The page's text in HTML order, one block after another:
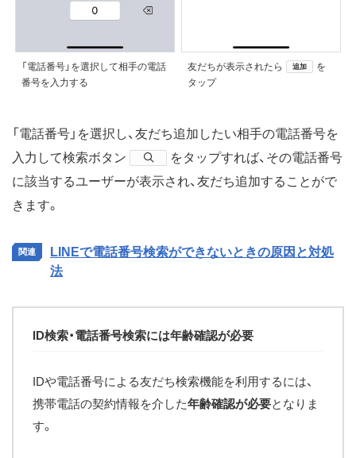
「電話番号」を選択して相手の電話
番号を入力する
友だちが表示されたら 追加
を
タップ
「電話番号」を選択し、友だち追加したい相手の電話番号を
入力して検索ボタン
​をタップすれば、その電話番号
に該当するユーザーが表示され、友だち追加することがで
きます。
LINEで電話番号検索ができないときの原因と対処
法
ID検索・電話番号検索には年齢確認が必要
IDや電話番号による友だち検索機能を利用するには、
携帯電話の契約情報を介した年齢確認が必要となりま
す。